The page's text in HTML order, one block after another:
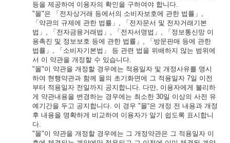
등을 제공하여 이용자의 확인을 구하여야 합니다.
"몰"은 「전자상거래 등에서의 소비자보호에 관한 법률」,
「약관의 규제에 관한 법률」, 「전자문서 및 전자거래기본
법」, 「전자금융거래법」, 「전자서명법」, 「정보통신망 이
용촉진 및 정보보호 등에 관한 법률」, 「방문판매 등에 관한
법률」, 「소비자기본법」 등 관련 법을 위배하지 않는 범위에
서 이 약관을 개정할 수 있습니다.
"몰"이 약관을 개정할 경우에는 적용일자 및 개정사유를 명시
하여 현행약관과 함께 몰의 초기화면에 그 적용일자 7일 이전
부터 적용일자 전일까지 공지합니다. 다만, 이용자에게 불리하
게 약관내용을 변경하는 경우에는 최소한 30일 이상의 사전 유
예기간을 두고 공지합니다. 이 경우 "몰“은 개정 전 내용과 개정
후 내용을 명확하게 비교하여 이용자가 알기 쉽도록 표시합니
다.
"몰"이 약관을 개정할 경우에는 그 개정약관은 그 적용일자 이